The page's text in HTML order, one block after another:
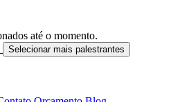
até o momento.
Selecionar mais palestrantes